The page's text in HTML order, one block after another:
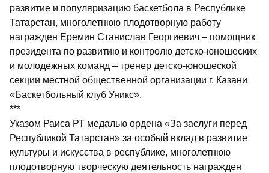
развитие и популяризацию баскетбола в Республике
Татарстан, многолетнюю плодотворную работу
награжден Еремин Станислав Георгиевич – помощник
президента по развитию и контролю детско-юношеских
и молодежных команд – тренер детско-юношеской
секции местной общественной организации г. Казани
«Баскетбольный клуб Уникс».
***
Указом Раиса РТ медалью ордена «За заслуги перед
Респуб­ликой Татарстан» за особый вклад в развитие
культуры и искусства в республике, многолетнюю
плодотворную творческую деятельность награжден